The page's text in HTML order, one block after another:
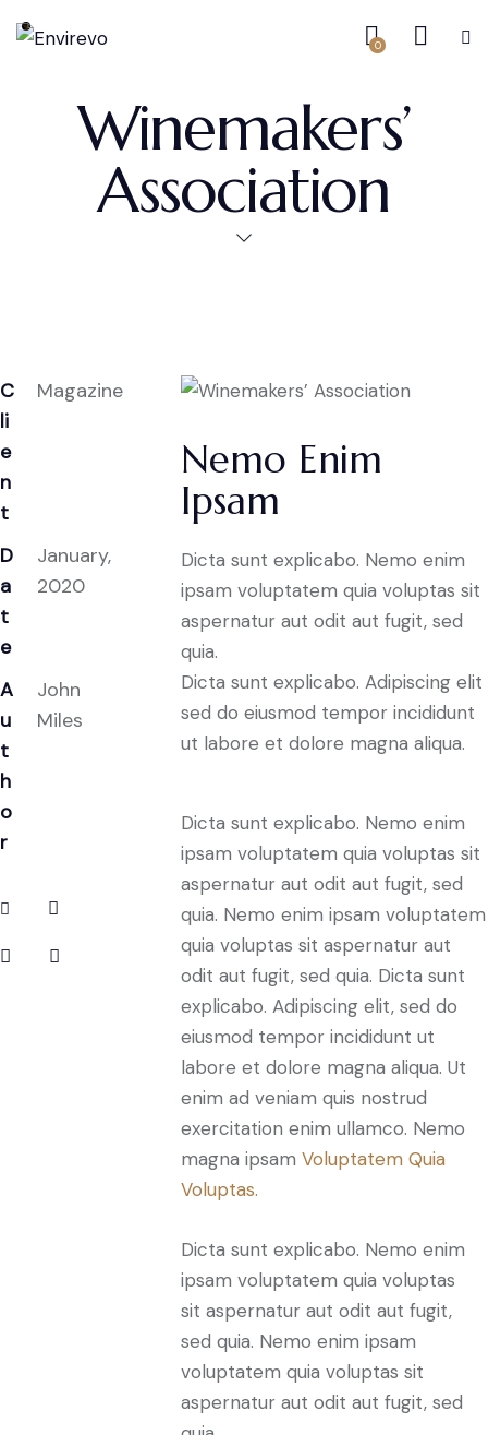
0
Winemakers’
Association
C
li
e
n
t
Magazine
D
a
t
e
January,
2020
A
u
t
h
o
r
John
Miles
Nemo Enim
Ipsam
Dicta sunt explicabo. Nemo enim
ipsam voluptatem quia voluptas sit
aspernatur aut odit aut fugit, sed
quia.
Dicta sunt explicabo. Adipiscing elit
sed do eiusmod tempor incididunt
ut labore et dolore magna aliqua.
Dicta sunt explicabo. Nemo enim
ipsam voluptatem quia voluptas sit
aspernatur aut odit aut fugit, sed
quia. Nemo enim ipsam voluptatem
quia voluptas sit aspernatur aut
odit aut fugit, sed quia. Dicta sunt
explicabo. Adipiscing elit, sed do
eiusmod tempor incididunt ut
labore et dolore magna aliqua. Ut
enim ad veniam quis nostrud
exercitation enim ullamco. Nemo
magna ipsam Voluptatem Quia
Voluptas.
Dicta sunt explicabo. Nemo enim
ipsam voluptatem quia voluptas
sit aspernatur aut odit aut fugit,
sed quia. Nemo enim ipsam
voluptatem quia voluptas sit
aspernatur aut odit aut fugit, sed